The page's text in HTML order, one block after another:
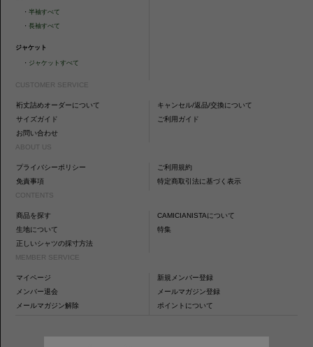
・半袖すべて
・長袖すべて
ジャケット
・ ジャケットすべて
CUSTOMER SERVICE
裄丈詰めオーダーについて
キャンセル/返品/交換について
サイズガイド
ご利用ガイド
お問い合わせ
ABOUT US
プライバシーポリシー
ご利用規約
免責事項
特定商取引法に基づく表示
CONTENTS
商品を探す
CAMICIANISTAについて
生地について
特集
正しいシャツの採寸方法
MEMBER SERVICE
マイページ
新規メンバー登録
メンバー退会
メールマガジン登録
メールマガジン解除
ポイントについて